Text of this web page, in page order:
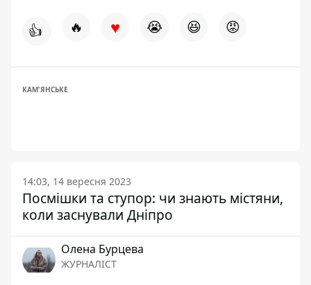
👍 🔥 ♥ 😭 😆 😡
КАМ'ЯНСЬКЕ
14:03, 14 вересня 2023
Посмішки та ступор: чи знають містяни,
коли заснували Дніпро
Олена Бурцева
ЖУРНАЛІСТ